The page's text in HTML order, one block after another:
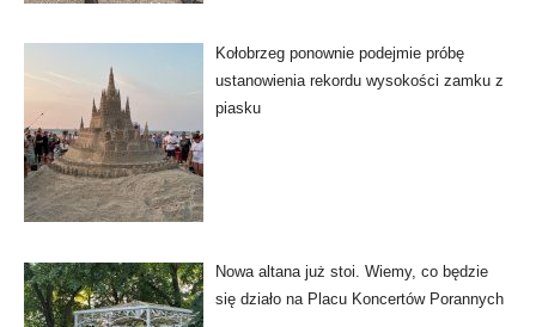
Kołobrzeg ponownie podejmie próbę
ustanowienia rekordu wysokości zamku z
piasku
Nowa altana już stoi. Wiemy, co będzie
się działo na Placu Koncertów Porannych